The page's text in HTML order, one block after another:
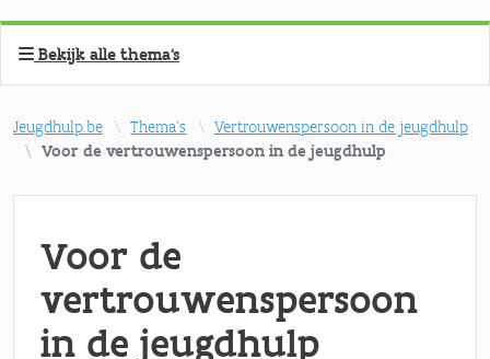
Bekijk alle thema's
Jeugdhulp.be Thema's
Vertrouwenspersoon in de jeugdhulp
Voor de vertrouwenspersoon in de jeugdhulp
Voor de
vertrouwenspersoon
in de jeugdhulp